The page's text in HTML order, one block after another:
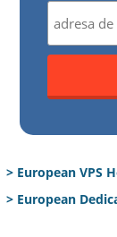
> European VPS
> European